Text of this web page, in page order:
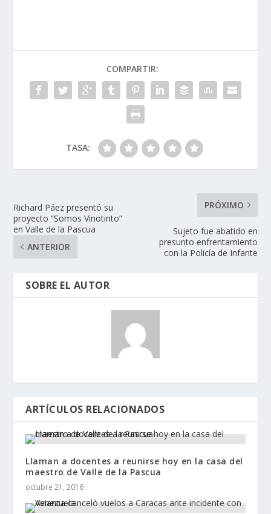
COMPARTIR:
TASA:
Richard Páez presentó su
proyecto “Somos Vinotinto”
en Valle de la Pascua
ANTERIOR
PRÓXIMO
Sujeto fue abatido en
presunto enfrentamiento
con la Policía de Infante
SOBRE EL AUTOR
ARTÍCULOS RELACIONADOS
Llaman a docentes a reunirse hoy en la casa del
maestro de Valle de la Pascua
octubre 21, 2016